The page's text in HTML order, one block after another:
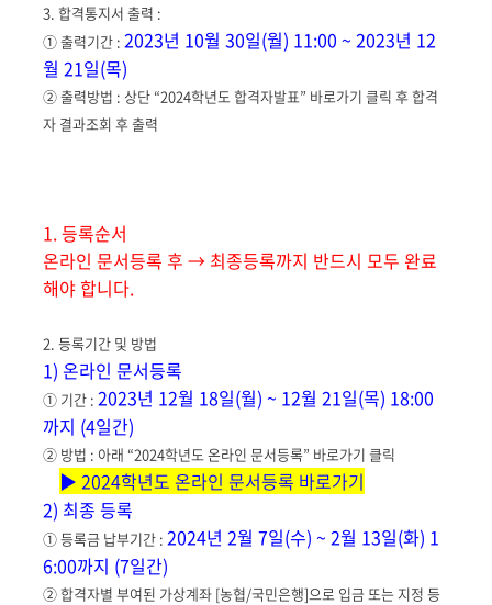
3. 합격통지서 출력 :
① 출력기간 :2023년 10월 30일(월) 11:00 ~ 2023년 12
월 21일(목)
② 출력방법 : 상단 “2024학년도 합격자발표” 바로가기 클릭 후 합격
자 결과조회 후 출력
1. 등록순서
온라인 문서등록 후 → 최종등록까지 반드시 모두 완료
해야 합니다.
2. 등록기간 및 방법
1) 온라인 문서등록
① 기간 :2023년 12월 18일(월) ~ 12월 21일(목) 18:00
까지 (4일간)
② 방법 : 아래 “2024학년도 온라인 문서등록” 바로가기 클릭
▶ 2024학년도 온라인 문서등록 바로가기
2) 최종 등록
① 등록금 납부기간 :2024년 2월 7일(수) ~ 2월 13일(화) 1
6:00까지 (7일간)
② 합격자별 부여된 가상계좌 [농협/국민은행]으로 입금 또는 지정 등